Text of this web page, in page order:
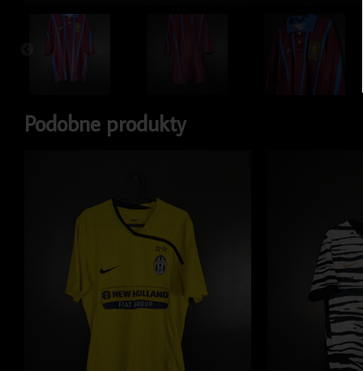
Podobne produkty